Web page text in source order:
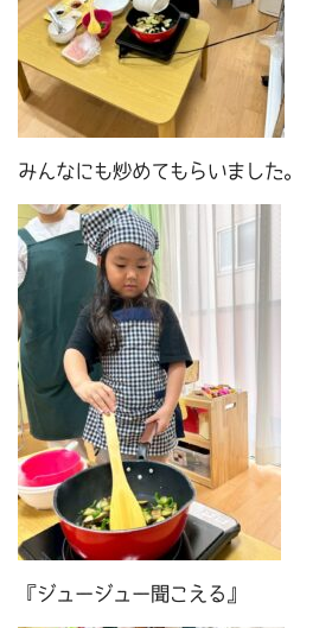
みんなにも炒めてもらいました。
『ジュージュー聞こえる』